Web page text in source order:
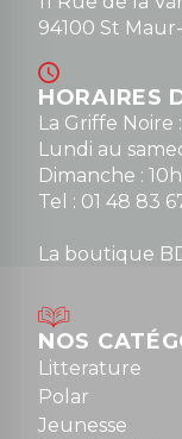
94100 St
HORAIRES
La Griffe Noire :
Lundi au
Dimanche :
Tel : 01 48 83
La boutique
Mardi au
Dimanche :
Tel : 01 48 89
NOS
Litterature
Polar
Jeunesse